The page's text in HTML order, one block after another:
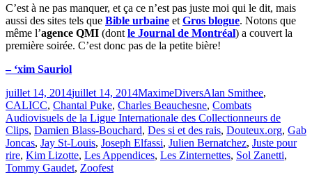
C’est à ne pas manquer, et ça ce n’est pas juste moi qui le dit, mais
aussi des sites tels que Bible urbaine etGros blogue. Notons que
même l’agence QMI (dontle Journal de Montréal) a couvert la
première soirée. C’est donc pas de la petite bière!
– ‘xim Sauriol
Publié
le
juillet 14, 2014juillet 14, 2014MaximeCatégories
DiversÉtiquettes
Alan Smithee,
CALICC, Chantal Puke, Charles Beauchesne, Combats
Audiovisuels de la Ligue Internationale des Collectionneurs de
Clips, Damien Blass-Bouchard, Des si et des rais, Douteux.org, Gab
Joncas, Jay St-Louis, Joseph Elfassi, Julien Bernatchez, Juste pour
rire, Kim Lizotte, Les Appendices, Les Zinternettes, Sol Zanetti,
Tommy Gaudet, Zoofest